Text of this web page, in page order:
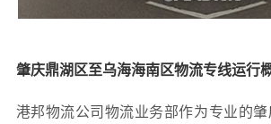
肇庆鼎湖区至乌海海南区物流专线运行
港邦物流公司物流业务部作为专业的